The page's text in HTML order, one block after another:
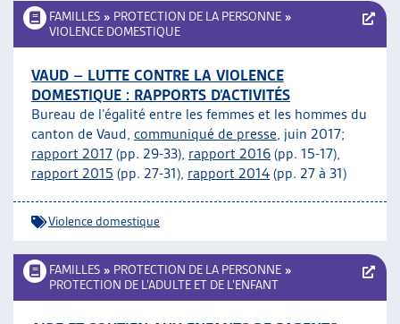
FAMILLES » PROTECTION DE LA PERSONNE »
VIOLENCE DOMESTIQUE
VAUD – LUTTE CONTRE LA VIOLENCE
DOMESTIQUE : RAPPORTS D’ACTIVITÉS
Bureau de l’égalité entre les femmes et les hommes du
canton de Vaud, communiqué de presse, juin 2017;
rapport 2017 (pp. 29-33), rapport 2016 (pp. 15-17),
rapport 2015 (pp. 27-31), rapport 2014 (pp. 27 à 31)
Violence domestique
FAMILLES » PROTECTION DE LA PERSONNE »
PROTECTION DE L’ADULTE ET DE L’ENFANT